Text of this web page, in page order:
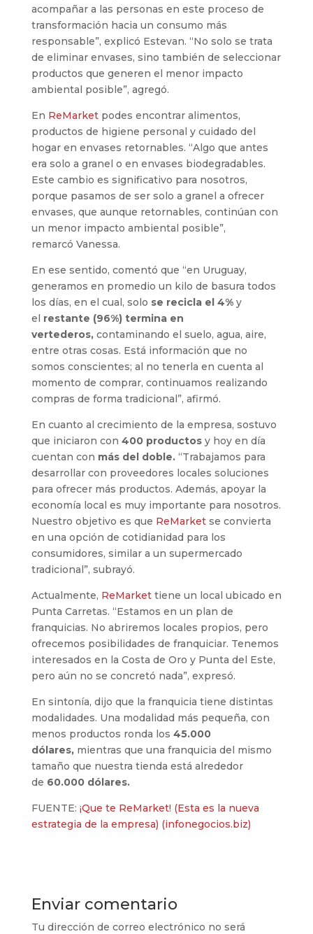
acompañar a las personas en este proceso de
transformación hacia un consumo más
responsable”, explicó Estevan. “No solo se trata
de eliminar envases, sino también de seleccionar
productos que generen el menor impacto
ambiental posible”, agregó.
En ReMarketpodes encontrar alimentos,
productos de higiene personal y cuidado del
hogar en envases retornables. “Algo que antes
era solo a granel o en envases biodegradables.
Este cambio es significativo para nosotros,
porque pasamos de ser solo a granel a ofrecer
envases, que aunque retornables, continúan con
un menor impacto ambiental posible”,
remarcó Vanessa.
En ese sentido, comentó que “en Uruguay,
generamos en promedio un kilo de basura todos
los días, en el cual, solo se recicla el 4%y
el restante (96%) termina en
vertederos,contaminando el suelo, agua, aire,
entre otras cosas. Está información que no
somos conscientes; al no tenerla en cuenta al
momento de comprar, continuamos realizando
compras de forma tradicional”, afirmó.
En cuanto al crecimiento de la empresa, sostuvo
que iniciaron con 400 productos y hoy en día
cuentan con más del doble.“Trabajamos para
desarrollar con proveedores locales soluciones
para ofrecer más productos. Además, apoyar la
economía local es muy importante para nosotros.
Nuestro objetivo es que ReMarketse convierta
en una opción de cotidianidad para los
consumidores, similar a un supermercado
tradicional”, subrayó.
Actualmente, ReMarkettiene un local ubicado en
Punta Carretas. “Estamos en un plan de
franquicias. No abriremos locales propios, pero
ofrecemos posibilidades de franquiciar. Tenemos
interesados en la Costa de Oro y Punta del Este,
pero aún no se concretó nada”, expresó.
En sintonía, dijo que la franquicia tiene distintas
modalidades. Una modalidad más pequeña, con
menos productos ronda los 45.000
dólares,mientras que una franquicia del mismo
tamaño que nuestra tienda está alrededor
de 60.000 dólares.
FUENTE: ¡Que te ReMarket! (Esta es la nueva
estrategia de la empresa) (infonegocios.biz)
Enviar comentario
Tu dirección de correo electrónico no será